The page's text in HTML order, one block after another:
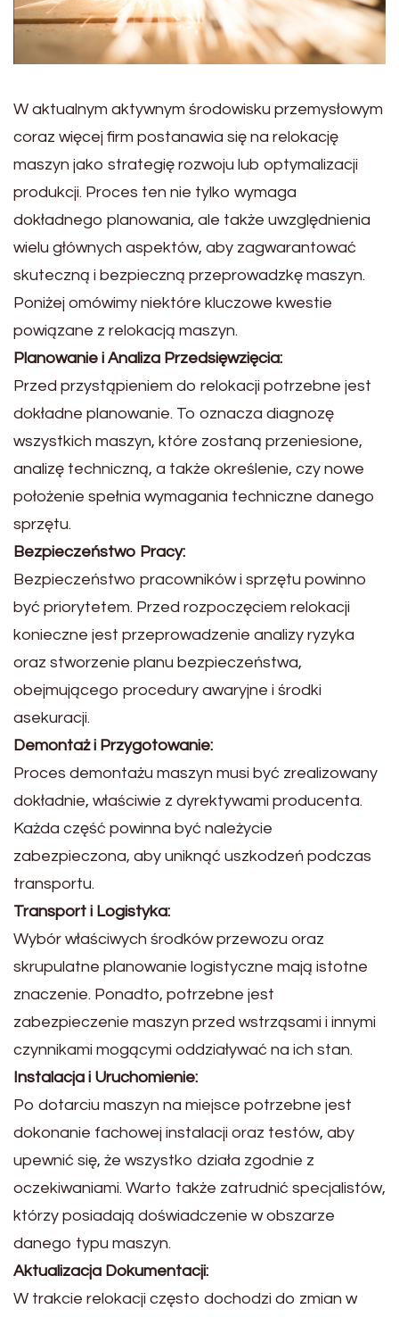
W aktualnym aktywnym środowisku przemysłowym
coraz więcej firm postanawia się na relokację
maszyn jako strategię rozwoju lub optymalizacji
produkcji. Proces ten nie tylko wymaga
dokładnego planowania, ale także uwzględnienia
wielu głównych aspektów, aby zagwarantować
skuteczną i bezpieczną przeprowadzkę maszyn.
Poniżej omówimy niektóre kluczowe kwestie
powiązane z relokacją maszyn.
Planowanie i Analiza Przedsięwzięcia:
Przed przystąpieniem do relokacji potrzebne jest
dokładne planowanie. To oznacza diagnozę
wszystkich maszyn, które zostaną przeniesione,
analizę techniczną, a także określenie, czy nowe
położenie spełnia wymagania techniczne danego
sprzętu.
Bezpieczeństwo Pracy:
Bezpieczeństwo pracowników i sprzętu powinno
być priorytetem. Przed rozpoczęciem relokacji
konieczne jest przeprowadzenie analizy ryzyka
oraz stworzenie planu bezpieczeństwa,
obejmującego procedury awaryjne i środki
asekuracji.
Demontaż i Przygotowanie:
Proces demontażu maszyn musi być zrealizowany
dokładnie, właściwie z dyrektywami producenta.
Każda część powinna być należycie
zabezpieczona, aby uniknąć uszkodzeń podczas
transportu.
Transport i Logistyka:
Wybór właściwych środków przewozu oraz
skrupulatne planowanie logistyczne mają istotne
znaczenie. Ponadto, potrzebne jest
zabezpieczenie maszyn przed wstrząsami i innymi
czynnikami mogącymi oddziaływać na ich stan.
Instalacja i Uruchomienie:
Po dotarciu maszyn na miejsce potrzebne jest
dokonanie fachowej instalacji oraz testów, aby
upewnić się, że wszystko działa zgodnie z
oczekiwaniami. Warto także zatrudnić specjalistów,
którzy posiadają doświadczenie w obszarze
danego typu maszyn.
Aktualizacja Dokumentacji:
W trakcie relokacji często dochodzi do zmian w